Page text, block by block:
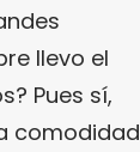
llevo el
Pues sí,
comodidad